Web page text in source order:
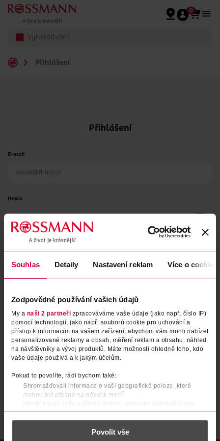
Souhlas Detaily Nastavení reklam Více o cookies
Zodpovědné používání vašich údajů
My a naši 2 partneři zpracováváme vaše údaje (jako např. číslo IP)
pomocí technologií, jako např. souborů cookie pro uchování a
přístup k informacím na vašem zařízení, abychom vám mohli nabízet
personalizované reklamy a obsah, měření reklam a obsahu, náhled
na návštěvníky a vývoj produktů. Máte možnosti ohledně toho, kdo
vaše údaje používá a k jakým účelům.
Pokud to povolíte, rádi bychom také:
Shromažďovali informace o vaší geografické poloze, které
mohou být přesné na několik metrů
Identifikovali vaše zařízení pomocí aktivního skenování pro
konkrétní charakteristiky (otisk prstu)
Zjistěte více o tom, jak zpracováváme vaše osobní údaje, a nastavte
části s podrobnostmi . Svůj souhlas můžete kdykoliv
Povolit vše
Přeskočit na hlavmní obsah
0
Přihlášení
Přihlášení
E-mail
Heslo
Zapomenuté heslo
PŘIHLÁSIT SE
Po registraci se stáváte členem ROSSMANN CLUBu a můžete čerpat výhody naplno. Zjistit více